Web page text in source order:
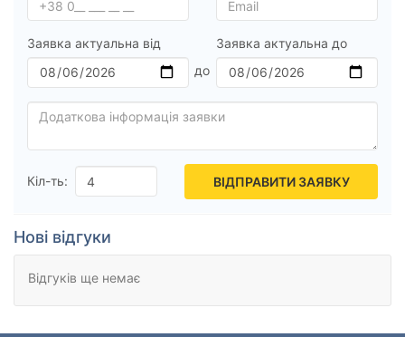
Заявка актуальна від Заявка актуальна до
Кіл-ть: ВІДПРАВИТИ ЗАЯВКУ
Нові відгуки
Відгуків ще немає
Посилена шина
Скинути